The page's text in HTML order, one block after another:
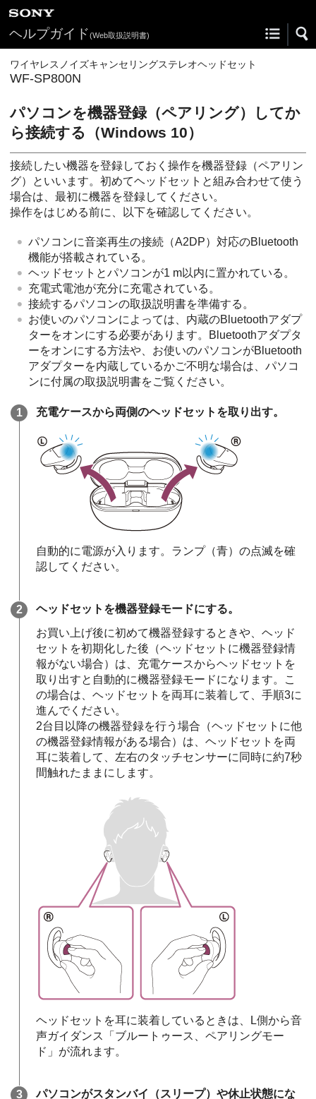
ヘルプガイド(Web取扱説明書)
ワイヤレスノイズキャンセリングステレオヘッドセット
WF-SP800N
パソコンを機器登録（ペアリング）してか
ら接続する（Windows 10）
接続したい機器を登録しておく操作を機器登録（ペアリン
グ）といいます。初めてヘッドセットと組み合わせて使う
場合は、最初に機器を登録してください。
操作をはじめる前に、以下を確認してください。
パソコンに音楽再生の接続（A2DP）対応のBluetooth
機能が搭載されている。
ヘッドセットとパソコンが1 m以内に置かれている。
充電式電池が充分に充電されている。
接続するパソコンの取扱説明書を準備する。
お使いのパソコンによっては、内蔵のBluetoothアダプ
ターをオンにする必要があります。
Bluetoothアダプタ
ーをオンにする方法や、お使いのパソコンがBluetooth
アダプターを内蔵しているかご不明な場合は、パソコ
ンに付属の取扱説明書をご覧ください。
充電ケースから両側のヘッドセットを取り出す。
自動的に電源が入ります。ランプ（青）の点滅を確
認してください。
ヘッドセットを機器登録モードにする。
お買い上げ後に初めて機器登録するときや、ヘッド
セットを初期化した後（ヘッドセットに機器登録情
報がない場合）は、充電ケースからヘッドセットを
取り出すと自動的に機器登録モードになります。こ
の場合は、ヘッドセットを両耳に装着して、手順3に
進んでください。
2台目以降の機器登録を行う場合（ヘッドセットに他
の機器登録情報がある場合）は、ヘッドセットを両
耳に装着して、左右のタッチセンサーに同時に約7秒
間触れたままにします。
ヘッドセットを耳に装着しているときは、L側から音
声ガイダンス
「ブルートゥース、ペアリングモー
ド」 が流れます。
パソコンがスタンバイ（スリープ）や休止状態にな